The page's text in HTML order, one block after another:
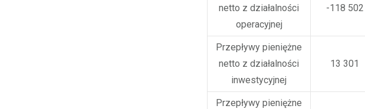
netto z działalności
operacyjnej
-118 502
Przepływy pieniężne
netto z działalności
inwestycyjnej
13 301
Przepływy pieniężne